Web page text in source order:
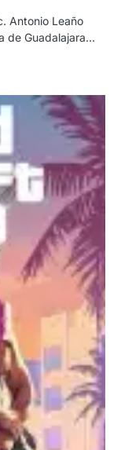
Antonio Leaño
de Guadalajara…